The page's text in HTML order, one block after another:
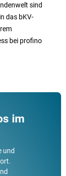
sind
das bKV-
bei profino
im
und